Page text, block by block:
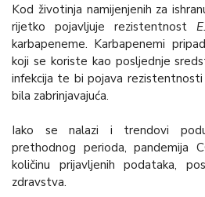
Kod životinja namijenjenih za
rijetko pojavljuje rezistentnost
karbapeneme. Karbapenemi
koji se koriste kao posljednje
infekcija te bi pojava
bila zabrinjavajuća.
Iako se nalazi i trendovi
prethodnog perioda, pandemija
količinu prijavljenih podataka,
zdravstva.